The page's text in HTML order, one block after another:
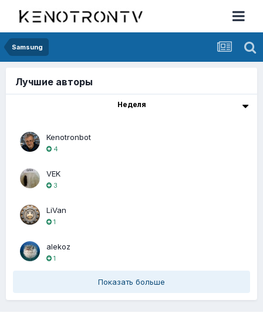
Samsung
Лучшие авторы
Неделя
Kenotronbot
4
VEK
3
LiVan
1
alekoz
1
Показать больше